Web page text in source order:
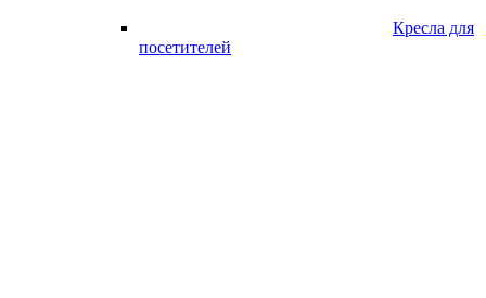
Кресла для
посетителей